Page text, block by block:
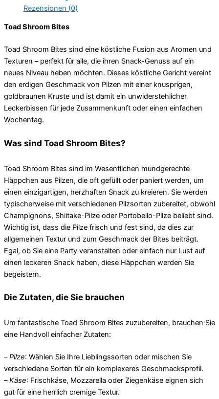
Rezensionen (0)
Toad Shroom Bites
Toad Shroom Bites sind eine köstliche Fusion aus Aromen und
Texturen – perfekt für alle, die ihren Snack-Genuss auf ein
neues Niveau heben möchten. Dieses köstliche Gericht vereint
den erdigen Geschmack von Pilzen mit einer knusprigen,
goldbraunen Kruste und ist damit ein unwiderstehlicher
Leckerbissen für jede Zusammenkunft oder einen einfachen
Wochentag.
Was sind Toad Shroom Bites?
Toad Shroom Bites sind im Wesentlichen mundgerechte
Häppchen aus Pilzen, die oft gefüllt oder paniert werden, um
einen einzigartigen, herzhaften Snack zu kreieren. Sie werden
typischerweise mit verschiedenen Pilzsorten zubereitet, obwohl
Champignons, Shiitake-Pilze oder Portobello-Pilze beliebt sind.
Wichtig ist, dass die Pilze frisch und fest sind, da dies zur
allgemeinen Textur und zum Geschmack der Bites beiträgt.
Egal, ob Sie eine Party veranstalten oder einfach nur Lust auf
einen leckeren Snack haben, diese Häppchen werden Sie
begeistern.
Die Zutaten, die Sie brauchen
Um fantastische Toad Shroom Bites zuzubereiten, brauchen Sie
eine Handvoll einfacher Zutaten:
–Pilze: Wählen Sie Ihre Lieblingssorten oder mischen Sie
verschiedene Sorten für ein komplexeres Geschmacksprofil.
–Käse: Frischkäse, Mozzarella oder Ziegenkäse eignen sich
gut für eine herrlich cremige Textur.